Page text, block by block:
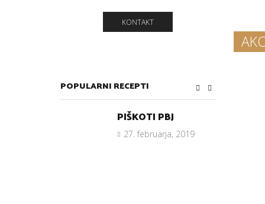
KONTAKT
POPULARNI RECEPTI
PIŠKOTI PBJ
27. februarja, 2019